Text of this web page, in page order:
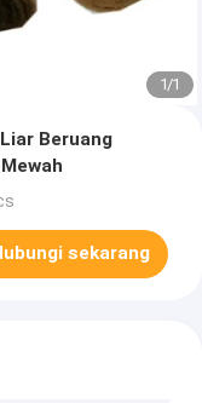
1/1
Beruang
sekarang